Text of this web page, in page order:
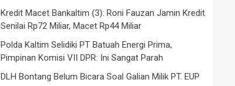
Kredit Macet Bankaltim (3): Roni Fauzan Jamin Kredit
Senilai Rp72 Miliar, Macet Rp44 Miliar
Polda Kaltim Selidiki PT Batuah Energi Prima,
Pimpinan Komisi VII DPR: Ini Sangat Parah
DLH Bontang Belum Bicara Soal Galian Milik PT. EUP